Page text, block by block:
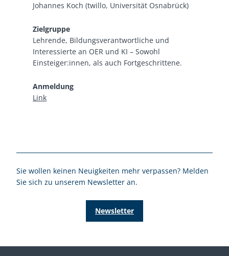
Johannes Koch (twillo, Universität Osnabrück)
Zielgruppe
Lehrende, Bildungsverantwortliche und
Interessierte an OER und KI – Sowohl
Einsteiger:innen, als auch Fortgeschrittene.
Anmeldung
Link
Sie wollen keinen Neuigkeiten mehr verpassen? Melden
Sie sich zu unserem Newsletter an.
Newsletter